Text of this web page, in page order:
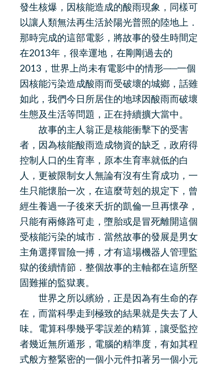
發生核爆，因核能造成的酸雨現象，同樣可
以讓人類無法再生活於陽光普照的陸地上．
那時完成的這部電影，將故事的發生時間定
在2013年，很幸運地，在剛剛過去的
2013，世界上尚未有電影中的情形──一個
因核能污染造成酸雨而受破壞的城鄉，話雖
如此，我們今日所居住的地球因酸雨而破壞
生態及生活等問題，正在持續擴大當中。
故事的主人翁正是核能衝擊下的受害
者，因為核能酸雨造成物資的缺乏，政府得
控制人口的生育率，原本生育率就低的白
人，更被限制女人無論有沒有生育成功，一
生只能懷胎一次，在這麼苛剋的規定下，曾
經生養過一子後來夭折的凱倫一旦再懷孕，
只能有兩條路可走，墮胎或是冒死離開這個
受核能污染的城市．當然故事的發展是男女
主角選擇冒險一搏，才有這場機器人管理監
獄的後續情節．整個故事的主軸都在這所堅
固難摧的監獄裏。
世界之所以繽紛，正是因為有生命的存
在，而當科學走到極致的結果就是失去了人
味。電算科學幾乎零誤差的精算，讓受監控
者幾近無所遁形，電腦的精準度，有如其程
式般方整緊密的一個小元件扣著另一個小元